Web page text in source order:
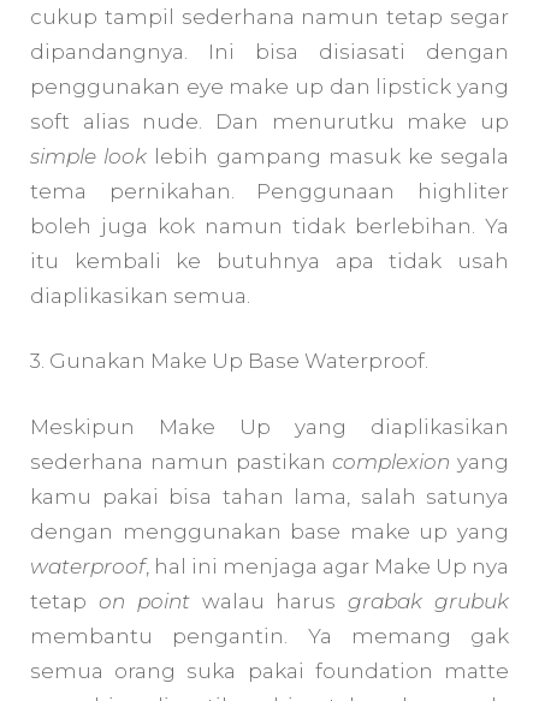
cukup tampil sederhana namun tetap segar
dipandangnya. Ini bisa disiasati dengan
penggunakan eye make up dan lipstick yang
soft alias nude. Dan menurutku make up
simple look lebih gampang masuk ke segala
tema pernikahan. Penggunaan highliter
boleh juga kok namun tidak berlebihan. Ya
itu kembali ke butuhnya apa tidak usah
diaplikasikan semua.
3. Gunakan Make Up Base Waterproof.
Meskipun Make Up yang diaplikasikan
sederhana namun pastikancomplexion yang
kamu pakai bisa tahan lama, salah satunya
dengan menggunakan base make up yang
waterproof, hal ini menjaga agar Make Up nya
tetap on pointwalau harusgrabak grubuk
membantu pengantin. Ya memang gak
semua orang suka pakai foundation matte